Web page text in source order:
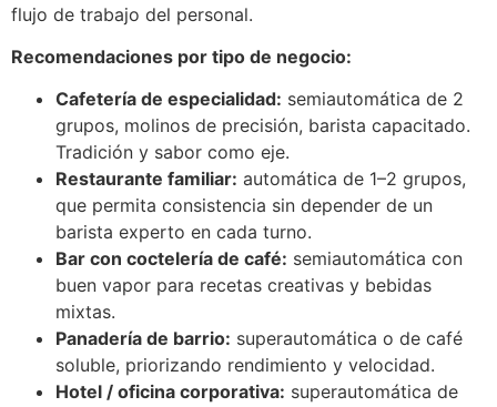
flujo de trabajo del personal.
Recomendaciones por tipo de negocio:
Cafetería de especialidad: semiautomática de 2
grupos, molinos de precisión, barista capacitado.
Tradición y sabor como eje.
Restaurante familiar: automática de 1–2 grupos,
que permita consistencia sin depender de un
barista experto en cada turno.
Bar con coctelería de café: semiautomática con
buen vapor para recetas creativas y bebidas
mixtas.
Panadería de barrio: superautomática o de café
soluble, priorizando rendimiento y velocidad.
Hotel / oficina corporativa: superautomática de